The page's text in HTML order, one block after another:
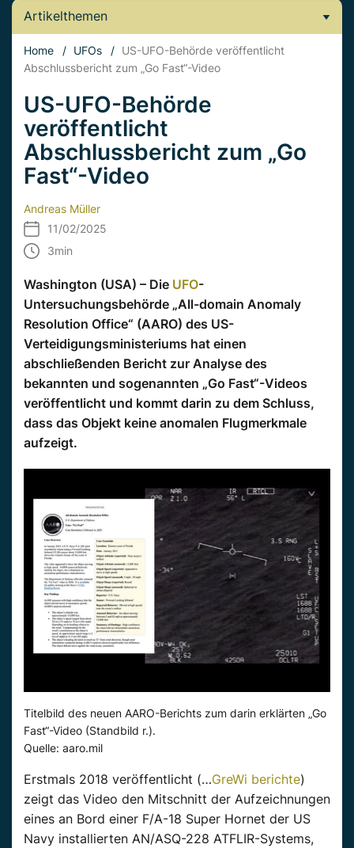
Artikelthemen
Home / UFOs / US-UFO-Behörde veröffentlicht
Abschlussbericht zum „Go Fast“-Video
US-UFO-Behörde
veröffentlicht
Abschlussbericht zum „Go
Fast“-Video
Andreas Müller
11/02/2025
3min
Washington (USA) – Die UFO-
Untersuchungsbehörde „All-domain Anomaly
Resolution Office“ (AARO) des US-
Verteidigungsministeriums hat einen
abschließenden Bericht zur Analyse des
bekannten und sogenannten „Go Fast“-Videos
veröffentlicht und kommt darin zu dem Schluss,
dass das Objekt keine anomalen Flugmerkmale
aufzeigt.
Titelbild des neuen AARO-Berichts zum darin erklärten „Go
Fast“-Video (Standbild r.).
Quelle: aaro.mil
Erstmals 2018 veröffentlicht (…GreWi berichte)
zeigt das Video den Mitschnitt der Aufzeichnungen
eines an Bord einer F/A-18 Super Hornet der US
Navy installierten AN/ASQ-228 ATFLIR-Systems,